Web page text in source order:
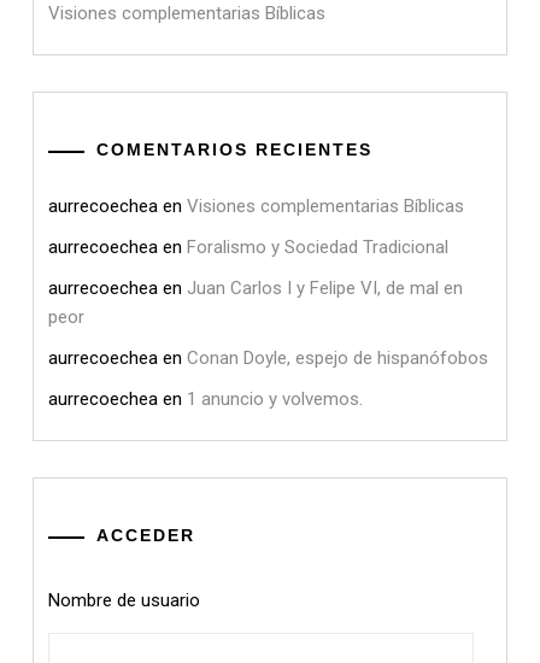
Visiones complementarias Bíblicas
COMENTARIOS RECIENTES
aurrecoechea en Visiones complementarias Bíblicas
aurrecoechea en Foralismo y Sociedad Tradicional
aurrecoechea en Juan Carlos I y Felipe VI, de mal en
peor
aurrecoechea en Conan Doyle, espejo de hispanófobos
aurrecoechea en 1 anuncio y volvemos.
ACCEDER
Nombre de usuario